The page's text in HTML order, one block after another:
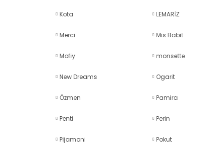
Kota LEMARİZ
Merci Mis Babit
Mofiy monsette
New Dreams Ogarit
Özmen Pamira
Penti Perin
Pijamoni Pokut